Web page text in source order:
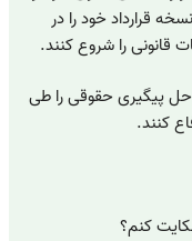
قرارداد خود را در
قانونی را شروع کنند.
پیگیری حقوقی را طی
کنند.
کنم؟